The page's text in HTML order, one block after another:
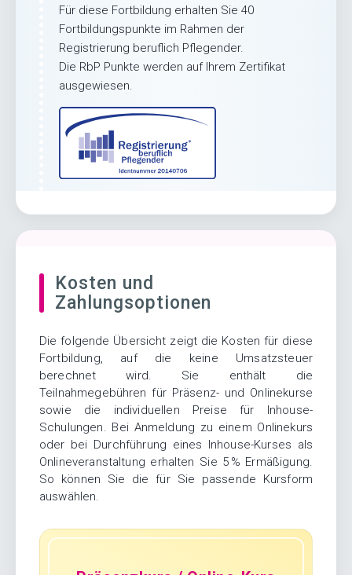
Für diese Fortbildung erhalten Sie 40
Fortbildungspunkte im Rahmen der
Registrierung beruflich Pflegender.
Die RbP Punkte werden auf Ihrem Zertifikat
ausgewiesen.
Kosten und
Zahlungsoptionen
Die folgende Übersicht zeigt die Kosten für diese
Fortbildung, auf die keine Umsatzsteuer
berechnet wird. Sie enthält die
Teilnahmegebühren für Präsenz- und Onlinekurse
sowie die individuellen Preise für Inhouse-
Schulungen. Bei Anmeldung zu einem Onlinekurs
oder bei Durchführung eines Inhouse-Kurses als
Onlineveranstaltung erhalten Sie 5 % Ermäßigung.
So können Sie die für Sie passende Kursform
auswählen.